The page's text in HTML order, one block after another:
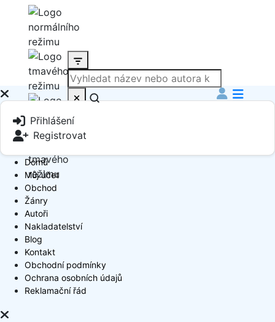
Produkt
Book Author
Přihlášení
Registrovat
Domů
Můj účet
Obchod
Žánry
Autoři
Nakladatelství
Blog
Kontakt
Obchodní podmínky
Ochrana osobních údajů
Reklamační řád